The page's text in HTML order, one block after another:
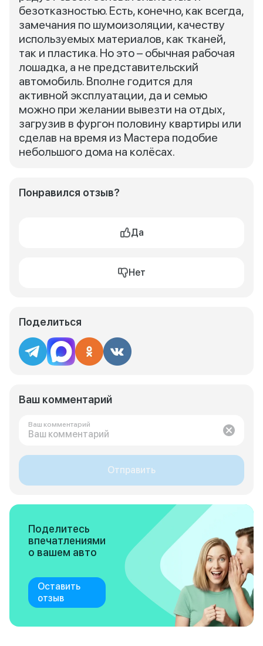
безотказностью. Есть, конечно, как всегда,
замечания по шумоизоляции, качеству
используемых материалов, как тканей,
так и пластика. Но это – обычная рабочая
лошадка, а не представительский
автомобиль. Вполне годится для
активной эксплуатации, да и семью
можно при желании вывезти на отдых,
загрузив в фургон половину квартиры или
сделав на время из Мастера подобие
небольшого дома на колёсах.
Понравился отзыв?
Да
Нет
Поделиться
Ваш комментарий
Ваш комментарий
Отправить
Поделитесь
впечатлениями
о вашем авто
Оставить
отзыв